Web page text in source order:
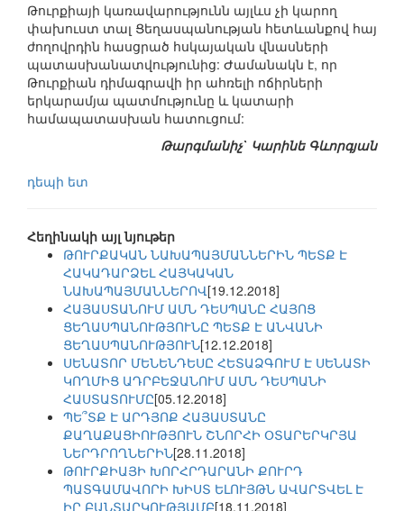
Թուրքիայի կառավարությունն այլևս չի կարող
փախուստ տալ Ցեղասպանության հետևանքով հայ
ժողովրդին հասցրած հսկայական վնասների
պատասխանատվությունից: Ժամանակն է, որ
Թուրքիան դիմագրավի իր ահռելի ոճիրների
երկարամյա պատմությունը և կատարի
համապատասխան հատուցում:
Թարգմանիչ` Կարինե Գևորգյան
դեպի ետ
Հեղինակի այլ նյութեր
ԹՈՒՐՔԱԿԱՆ ՆԱԽԱՊԱՅՄԱՆՆԵՐԻՆ ՊԵՏՔ Է
ՀԱԿԱԴԱՐՁԵԼ ՀԱՅԿԱԿԱՆ
ՆԱԽԱՊԱՅՄԱՆՆԵՐՈՎ[19.12.2018]
ՀԱՅԱՍՏԱՆՈՒՄ ԱՄՆ ԴԵՍՊԱՆԸ ՀԱՅՈՑ
ՑԵՂԱՍՊԱՆՈՒԹՅՈՒՆԸ ՊԵՏՔ Է ԱՆՎԱՆԻ
ՑԵՂԱՍՊԱՆՈՒԹՅՈՒՆ[12.12.2018]
ՍԵՆԱՏՈՐ ՄԵՆԵՆԴԵՍԸ ՀԵՏԱՁԳՈՒՄ Է ՍԵՆԱՏԻ
ԿՈՂՄԻՑ ԱԴՐԲԵՋԱՆՈՒՄ ԱՄՆ ԴԵՍՊԱՆԻ
ՀԱՍՏԱՏՈՒՄԸ[05.12.2018]
ՊԵ՞ՏՔ Է ԱՐԴՅՈՔ ՀԱՅԱՍՏԱՆԸ
ՔԱՂԱՔԱՑԻՈՒԹՅՈՒՆ ՇՆՈՐՀԻ ՕՏԱՐԵՐԿՐՅԱ
ՆԵՐԴՐՈՂՆԵՐԻՆ[28.11.2018]
ԹՈՒՐՔԻԱՅԻ ԽՈՐՀՐԴԱՐԱՆԻ ՔՈՒՐԴ
ՊԱՏԳԱՄԱՎՈՐԻ ԽԻՍՏ ԵԼՈՒՅԹՆ ԱՎԱՐՏՎԵԼ Է
ԻՐ ԲԱՆՏԱՐԿՈՒԹՅԱՄԲ[18.11.2018]